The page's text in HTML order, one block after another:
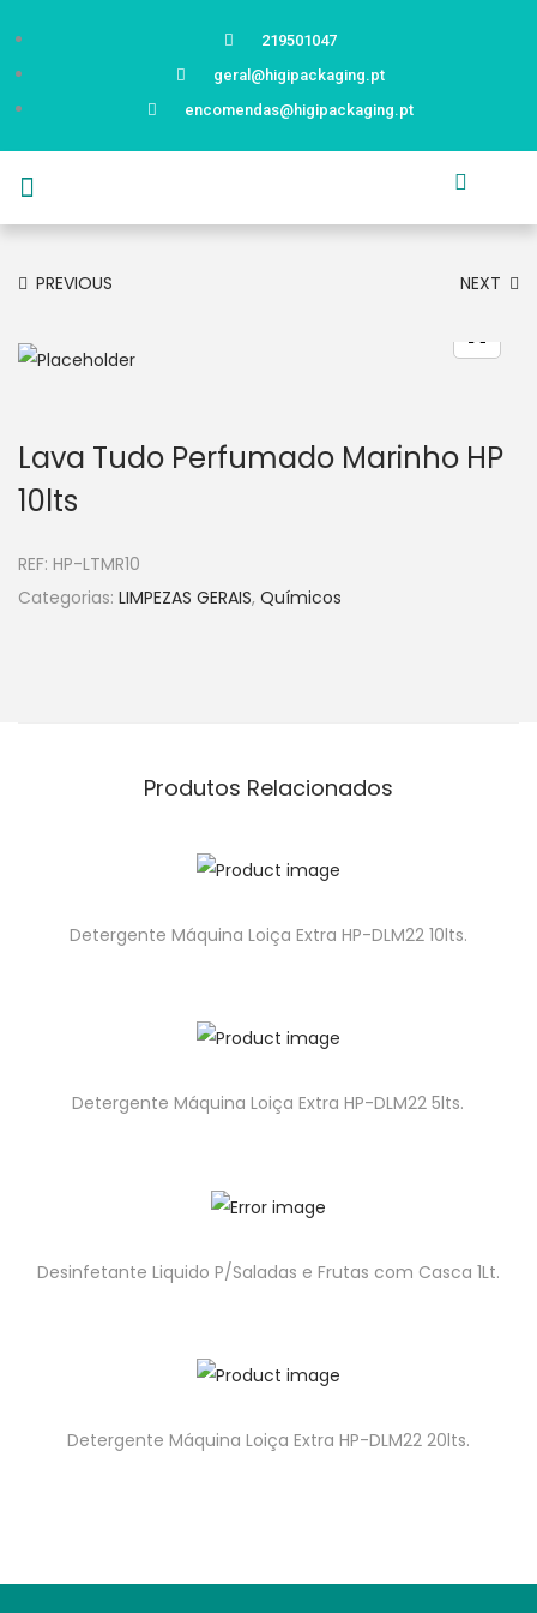
219501047
geral@higipackaging.pt
encomendas@higipackaging.pt
PREVIOUS NEXT
Lava Tudo Perfumado Marinho HP
10lts
REF: HP-LTMR10
Categorias: LIMPEZAS GERAIS, Químicos
Produtos Relacionados
Detergente Máquina Loiça Extra HP-DLM22 10lts.
Detergente Máquina Loiça Extra HP-DLM22 5lts.
Desinfetante Liquido P/Saladas e Frutas com Casca 1Lt.
Detergente Máquina Loiça Extra HP-DLM22 20lts.